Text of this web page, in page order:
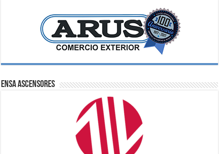
ENSA Ascensores